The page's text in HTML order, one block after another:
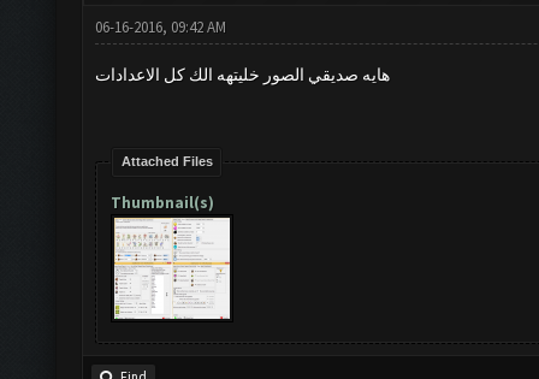
06-16-2016, 09:42 AM
هايه صديقي الصور خليتهه الك كل الاعدادات
Attached Files
Thumbnail(s)